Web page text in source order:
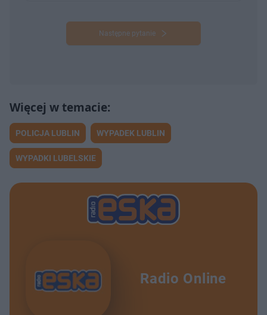
Następne pytanie
POLICJA LUBLIN WYPADEK LUBLIN
WYPADKI LUBELSKIE
Radio Online